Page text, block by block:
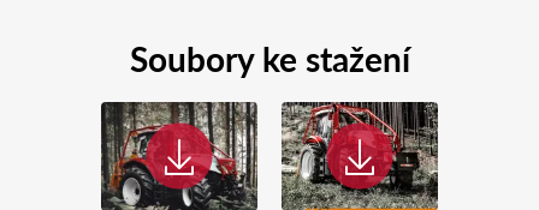
Soubory ke stažení